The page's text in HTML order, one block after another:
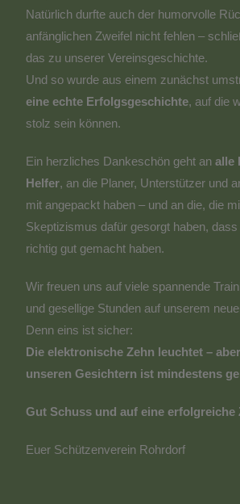
Natürlich durfte auch der humorvolle
anfänglichen Zweifel nicht fehlen –
das zu unserer Vereinsgeschichte.
Und so wurde aus einem zunächst
eine echte Erfolgsgeschichte, auf die
stolz sein können.
Ein herzliches Dankeschön geht analle
Helfer, an die Planer, Unterstützer und
mit angepackt haben – und an die, die
Skeptizismus dafür gesorgt haben,
richtig gut gemacht haben.
Wir freuen uns auf viele spannende
und gesellige Stunden auf unserem
Denn eins ist sicher:
Die elektronische Zehn leuchtet –
unseren Gesichtern ist mindestens
Gut Schuss und auf eine erfolgreiche
Euer Schützenverein Rohrdorf